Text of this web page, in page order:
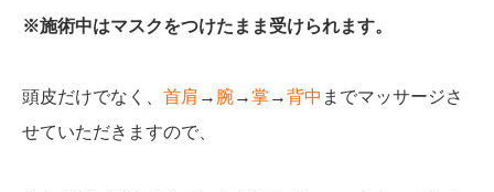
※施術中はマスクをつけたまま受けられます。
頭皮だけでなく、 首肩 → 腕→掌→背中 までマッサージさ
せていただきますので、